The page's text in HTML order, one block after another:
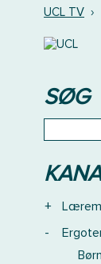
UCL TV ›
SØG
+
-